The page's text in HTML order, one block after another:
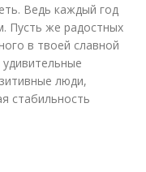
Ведь каждый год
Пусть же радостных
в твоей славной
люди,
стабильность